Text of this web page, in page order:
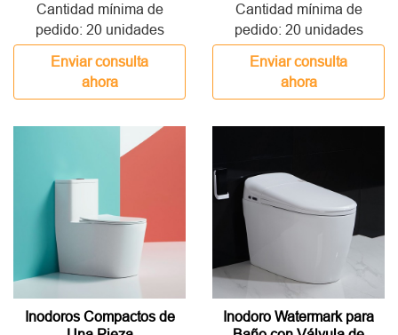
Cantidad mínima de
pedido: 20 unidades
Enviar consulta
ahora
Cantidad mínima de
pedido: 20 unidades
Enviar consulta
ahora
Inodoros Compactos de
Inodoro Watermark para